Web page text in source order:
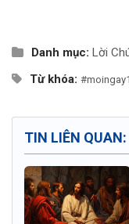
Danh mục: Lời
Từ khóa:
TIN LIÊN QUAN: